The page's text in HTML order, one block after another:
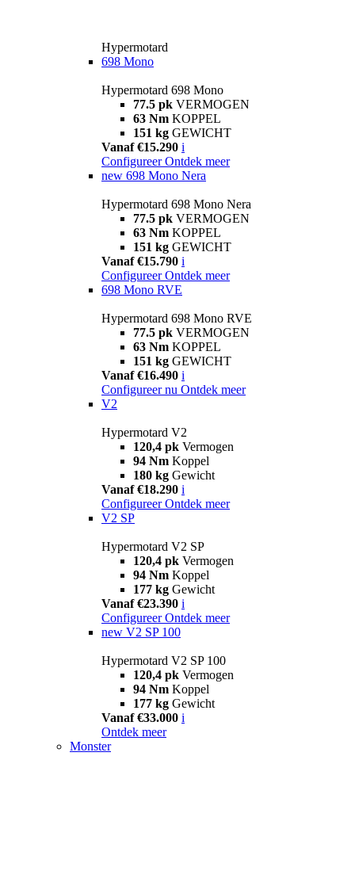
Hypermotard
698 Mono
Hypermotard 698 Mono
77.5 pk VERMOGEN
63 Nm KOPPEL
151 kg GEWICHT
Vanaf €15.290 i
Configureer Ontdek meer
new 698 Mono Nera
Hypermotard 698 Mono Nera
77.5 pk VERMOGEN
63 Nm KOPPEL
151 kg GEWICHT
Vanaf €15.790 i
Configureer Ontdek meer
698 Mono RVE
Hypermotard 698 Mono RVE
77.5 pk VERMOGEN
63 Nm KOPPEL
151 kg GEWICHT
Vanaf €16.490 i
Configureer nu Ontdek meer
V2
Hypermotard V2
120,4 pk Vermogen
94 Nm Koppel
180 kg Gewicht
Vanaf €18.290 i
Configureer Ontdek meer
V2 SP
Hypermotard V2 SP
120,4 pk Vermogen
94 Nm Koppel
177 kg Gewicht
Vanaf €23.390 i
Configureer Ontdek meer
new V2 SP 100
Hypermotard V2 SP 100
120,4 pk Vermogen
94 Nm Koppel
177 kg Gewicht
Vanaf €33.000 i
Ontdek meer
Monster